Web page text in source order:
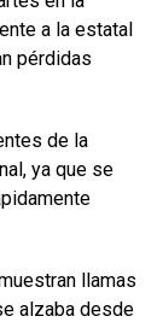
a la estatal
pérdidas
de la
ya que se
llamas
alzaba desde